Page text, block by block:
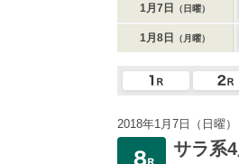
1月7日 （日曜）
1月8日 （月曜）
2018年1月7日（日曜
サラ系